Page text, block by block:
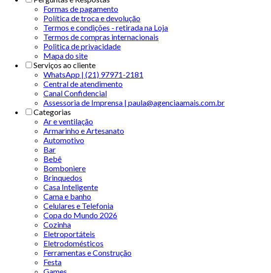
Formas de pagamento
Política de troca e devolução
Termos e condições - retirada na Loja
Termos de compras internacionais
Politica de privacidade
Mapa do site
Serviços ao cliente
WhatsApp | (21) 97971-2181
Central de atendimento
Canal Confidencial
Assessoria de Imprensa | paula@agenciaamais.com.br
Categorias
Ar e ventilação
Armarinho e Artesanato
Automotivo
Bar
Bebê
Bomboniere
Brinquedos
Casa Inteligente
Cama e banho
Celulares e Telefonia
Copa do Mundo 2026
Cozinha
Eletroportáteis
Eletrodomésticos
Ferramentas e Construção
Festa